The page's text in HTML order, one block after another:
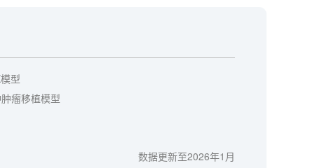
型
瘤移植模型
数据更新至2026年1月